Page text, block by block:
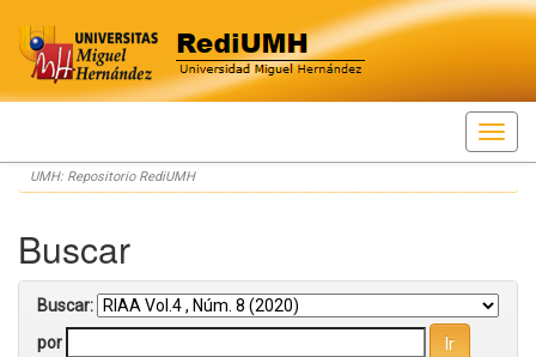
Skip
navigation
UMH: Repositorio RediUMH
Buscar
Buscar:
por